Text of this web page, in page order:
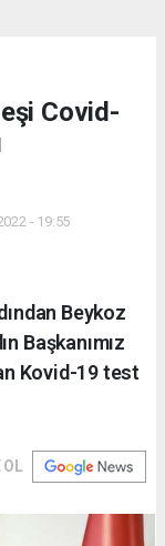
Covid-
- 19:55
Beykoz
Başkanımız
Kovid-19 test
OL